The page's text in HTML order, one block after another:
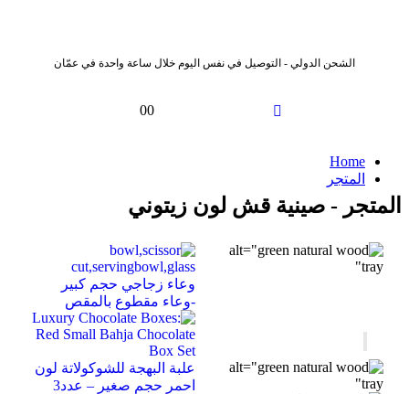
الشحن الدولي - التوصيل في نفس اليوم خلال ساعة واحدة في عمّان
00
Home
المتجر
المتجر - صينية قش لون زيتوني
وعاء زجاجي حجم كبير
-وعاء مقطوع بالمقص
علبة البهجة للشوكولاتة لون
احمر حجم صغير – عدد3